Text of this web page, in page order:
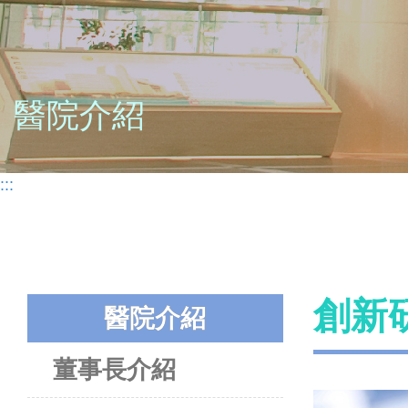
醫院介紹
:::
醫院介紹
董事長介紹
創新